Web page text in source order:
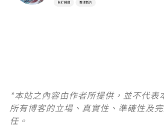
*本站之內容由作者所提供，並不代表
所有博客的立場、真實性、準確性及
任。